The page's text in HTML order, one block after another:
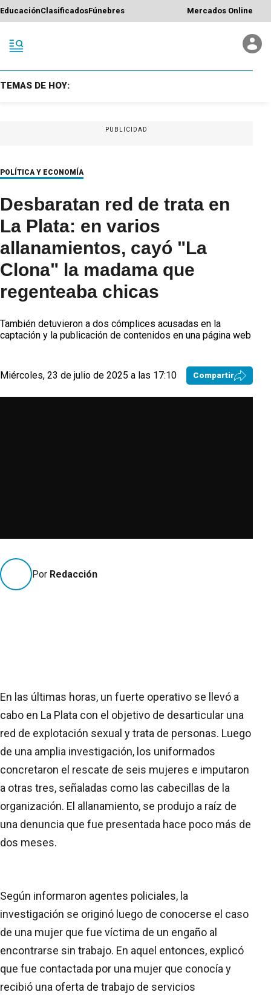
EducaciónClasificadosFúnebres Mercados Online
TEMAS DE HOY:
PUBLICIDAD
POLÍTICA Y ECONOMÍA
Desbaratan red de trata en
La Plata: en varios
allanamientos, cayó "La
Clona" la madama que
regenteaba chicas
También detuvieron a dos cómplices acusadas en la
captación y la publicación de contenidos en una página web
Miércoles, 23 de julio de 2025 a las 17:10 Compartir
Por Redacción
En las últimas horas, un fuerte operativo se llevó a
cabo en La Plata con el objetivo de desarticular una
red de explotación sexual y trata de personas. Luego
de una amplia investigación, los uniformados
concretaron el rescate de seis mujeres e imputaron
a otras tres, señaladas como las cabecillas de la
organización. El allanamiento, se produjo a raíz de
una denuncia que fue presentada hace poco más de
dos meses.
Según informaron agentes policiales, la
investigación se originó luego de conocerse el caso
de una mujer que fue víctima de un engaño al
encontrarse sin trabajo. En aquel entonces, explicó
que fue contactada por una mujer que conocía y
recibió una oferta de trabajo de servicios